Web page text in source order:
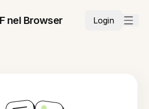
nel Browser Login